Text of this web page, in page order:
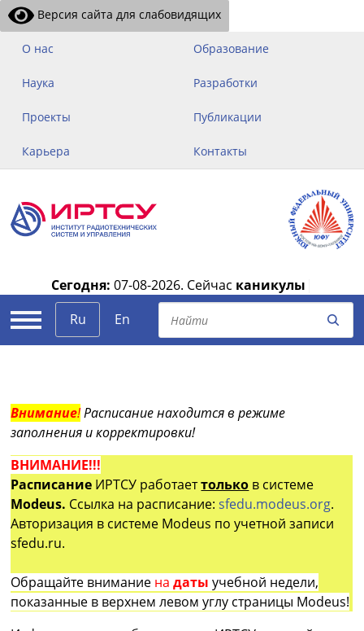
Версия сайта для слабовидящих
О нас Образование
Наука Разработки
Проекты Публикации
Карьера Контакты
Сегодня: 07-08-2026. Сейчас каникулы
Ru
En
Внимание!Расписание находится в режиме
заполнения и корректировки!
ВНИМАНИЕ!!!
Расписание ИРТСУ работаеттолько в системе
Modeus. Ссылка на расписание:sfedu.modeus.org.
Авторизация в системе Modeus по учетной записи
sfedu.ru.
Обращайте внимание на датыучебной недели,
показанные в верхнем левом углу страницы Modeus!